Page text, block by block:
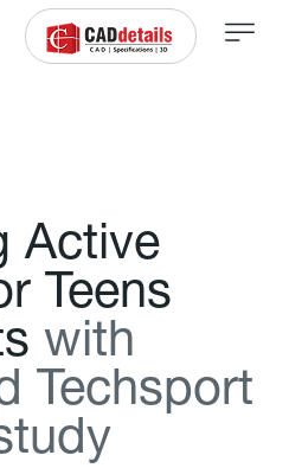
Active
r Teens
s with
Techsport
tudy